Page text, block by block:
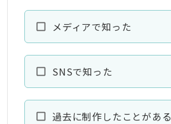
メディアで知った
SNSで知った
過去に制作したことがある